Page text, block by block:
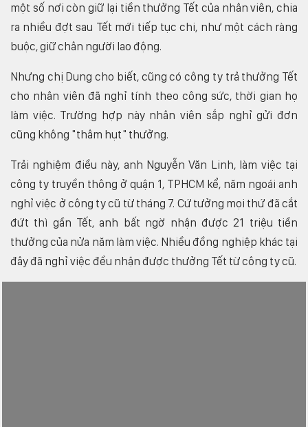
một số nơi còn giữ lại tiền thưởng Tết của nhân viên, chia
ra nhiều đợt sau Tết mới tiếp tục chi, như một cách ràng
buộc, giữ chân người lao động.
Nhưng chị Dung cho biết, cũng có công ty trả thưởng Tết
cho nhân viên đã nghỉ tính theo công sức, thời gian họ
làm việc. Trường hợp này nhân viên sắp nghỉ gửi đơn
cũng không "thâm hụt" thưởng.
Trải nghiệm điều này, anh Nguyễn Văn Linh, làm việc tại
công ty truyền thông ở quận 1, TPHCM kể, năm ngoái anh
nghỉ việc ở công ty cũ từ tháng 7. Cứ tưởng mọi thứ đã cắt
đứt thì gần Tết, anh bất ngờ nhận được 21 triệu tiền
thưởng của nửa năm làm việc. Nhiều đồng nghiệp khác tại
đây đã nghỉ việc đều nhận được thưởng Tết từ công ty cũ.